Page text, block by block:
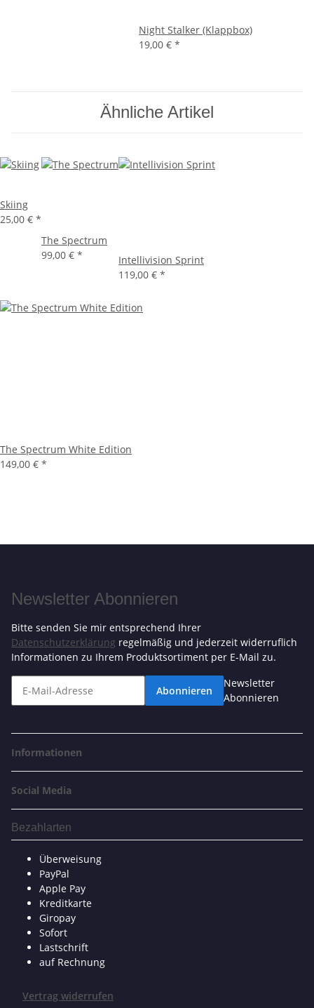
Night Stalker (Klappbox)
19,00 € *
Ähnliche Artikel
Skiing
25,00 € *
The Spectrum
99,00 € *
Intellivision Sprint
119,00 € *
The Spectrum White Edition
149,00 € *
Newsletter Abonnieren
Bitte senden Sie mir entsprechend Ihrer
Datenschutzerklärung regelmäßig und jederzeit widerruflich
Informationen zu Ihrem Produktsortiment per E-Mail zu.
Abonnieren
Newsletter
Abonnieren
Informationen
Social Media
Bezahlarten
Überweisung
PayPal
Apple Pay
Kreditkarte
Giropay
Sofort
Lastschrift
auf Rechnung
Vertrag widerrufen